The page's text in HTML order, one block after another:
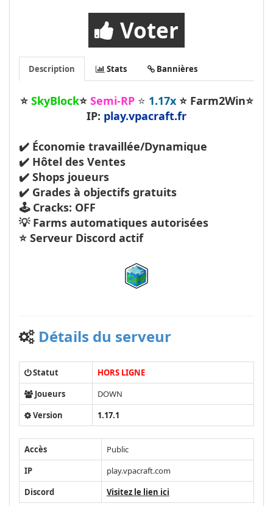
Voter
Description Stats Bannières
⭐ SkyBlock⭐ Semi-RP ⭐ 1.17x⭐ Farm2Win⭐
IP: play.vpacraft.fr
✔️ Économie travaillée/Dynamique
✔️ Hôtel des Ventes
✔️ Shops joueurs
✔️ Grades à objectifs gratuits
🕹️ Cracks: OFF
💡 Farms automatiques autorisées
⭐ Serveur Discord actif
Détails du serveur
Statut
HORS LIGNE
Joueurs
DOWN
Version
1.17.1
Accès
Public
IP
play.vpacraft.com
Discord
Visitez le lien ici